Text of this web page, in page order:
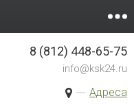
Адреса
8 (812) 448-65-75
info@ksk24.ru